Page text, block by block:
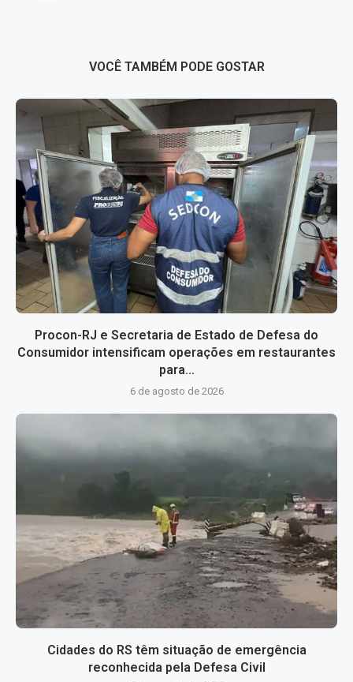
VOCÊ TAMBÉM PODE GOSTAR
Procon-RJ e Secretaria de Estado de Defesa do
Consumidor intensificam operações em restaurantes
para...
6 de agosto de 2026
Cidades do RS têm situação de emergência
reconhecida pela Defesa Civil